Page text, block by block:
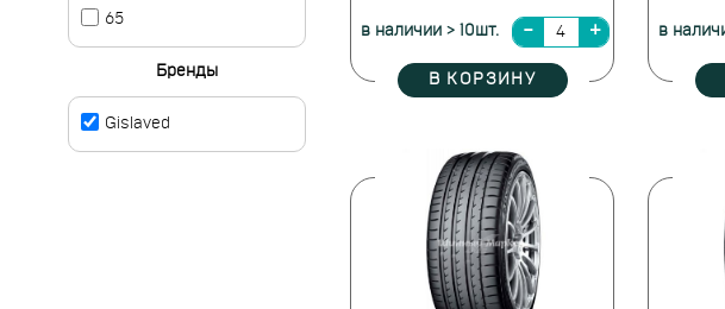
в наличии > 10шт.
В КОРЗИНУ
в
65
Бренды
Gislaved